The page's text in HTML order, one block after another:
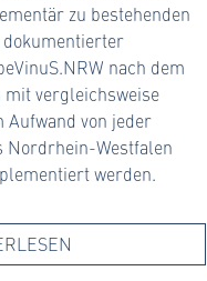
zu bestehenden
nach dem
vergleichsweise
Aufwand von jeder
Nordrhein-Westfalen
werden.